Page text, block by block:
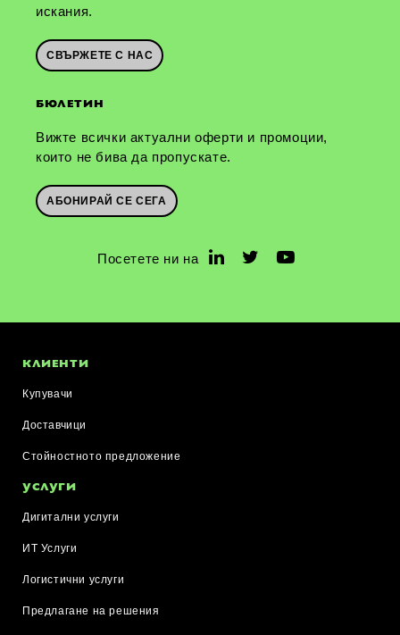
искания.
СВЪРЖЕТЕ С НАС
БЮЛЕТИН
Вижте всички актуални оферти и промоции,
които не бива да пропускате.
АБОНИРАЙ СЕ СЕГА
Посетете ни на
КЛИЕНТИ
Купувачи
Доставчици
Стойностното предложение
УСЛУГИ
Дигитални услуги
ИТ Услуги
Логистични услуги
Предлагане на решения